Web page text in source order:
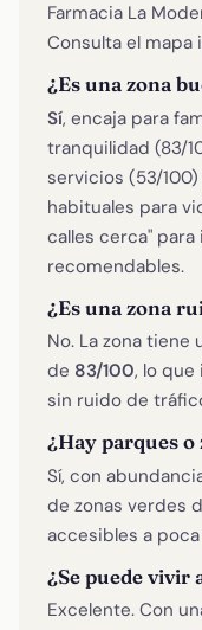
Farmacia La
Consulta el mapa
¿Es una zona
Sí, encaja para
tranquilidad (83/
servicios (53/
habituales para
calles cerca"
recomendables.
¿Es una zona
No. La zona
de 83/100, lo
sin ruido de
¿Hay parques o
Sí, con
de zonas verdes
accesibles a
¿Se puede vivir
Excelente. Con